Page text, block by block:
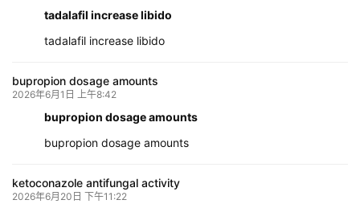
tadalafil increase libido
tadalafil increase libido
bupropion dosage amounts
2026年6月1日 上午8:42
bupropion dosage amounts
bupropion dosage amounts
ketoconazole antifungal activity
2026年6月20日 下午11:22